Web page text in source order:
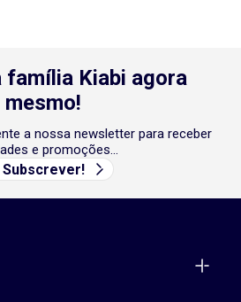
família Kiabi agora
mesmo!
a nossa newsletter para receber
e promoções...
Subscrever!